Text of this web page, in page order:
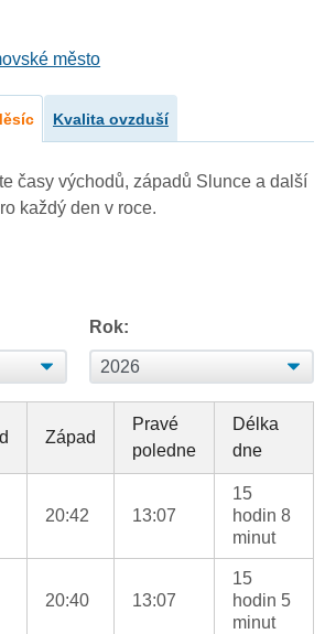
město
Kvalita ovzduší
časy východů, západů Slunce a další
každý den v roce.
Rok:
Západ
Pravé
poledne
Délka
dne
20:42 13:07
15
hodin 8
minut
20:40 13:07
15
hodin 5
minut